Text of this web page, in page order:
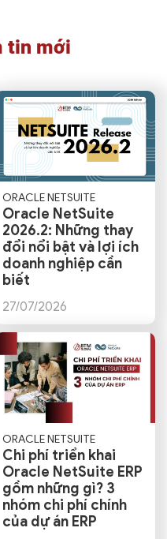
tin mới
ORACLE NETSUITE
Oracle NetSuite
2026.2: Những thay
đổi nổi bật và lợi ích
doanh nghiệp cần
biết
27/07/2026
ORACLE NETSUITE
Chi phí triển khai
Oracle NetSuite ERP
gồm những gì? 3
nhóm chi phí chính
của dự án ERP